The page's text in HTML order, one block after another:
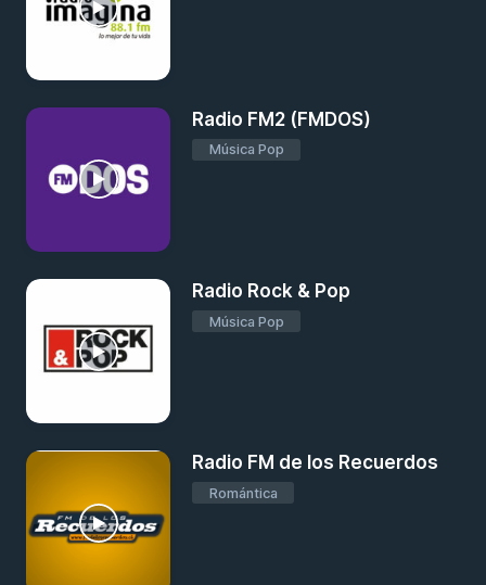
Radio FM2 (FMDOS)
Música Pop
Radio Rock & Pop
Música Pop
Radio FM de los Recuerdos
Romántica